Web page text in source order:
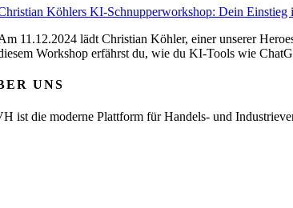
Köhlers KI-Schnupperworkshop: Dein
11.12.2024 lädt Christian Köhler, einer unserer
Workshop erfährst du, wie du KI-Tools wie
UNS
ist die moderne Plattform für Handels- und